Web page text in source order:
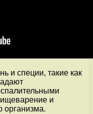
и специи, такие как
и
организма.